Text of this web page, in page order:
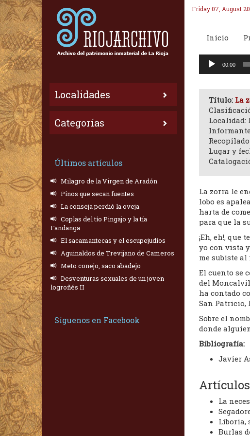
Localidades
Categorías
Últimos artículos
Milagro de la Virgen de Aradón
Pinos que secan fuentes
La conseja perdió la oveja
Coplas del tío Pingajo y la tía
Fandanga
El sacamantecas y el escupejudíos
Aguinaldos de Trevijano de Cameros
Meto conejo, saco abadejo
Desventuras sexuales de un joven
logroñés II
Síguenos en Facebook
Friday 07, August
Inicio
Reproductor
00:00
Título: La
Localidad:
Lugar y
La zorra le
lobo es
harta de
para que la
¡Eh, eh!, que
yo con vista
me subiste al
El cuento se
del
ha contado
San Patricio,
Sobre el
donde
Bibliografía:
Javier
La
Liboria,
Burlas